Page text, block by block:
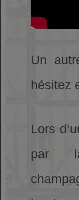
Un
hésitez
Lors
par